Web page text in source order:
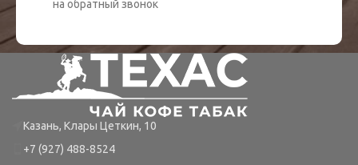
на обратный звонок
Казань, Клары Цеткин, 10
+7 (927) 488-8524